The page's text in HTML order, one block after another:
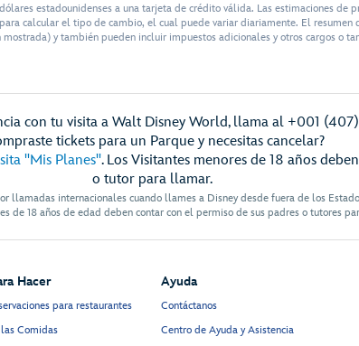
estadounidenses a una tarjeta de crédito válida. Las estimaciones
calcular el tipo de cambio, el cual puede variar diariamente. El
y también pueden incluir impuestos adicionales y otros cargos o
con tu visita a Walt Disney World, llama al +001
tickets para un Parque y necesitas cancelar?
"Mis Planes". Los Visitantes menores de 18 años
o tutor para llamar.
llamadas internacionales cuando llames a Disney desde fuera de los
de 18 años de edad deben contar con el permiso de sus padres o tutores
Hacer
para restaurantes
Comidas
Ayuda
Contáctanos
Centro de Ayuda y Asistencia